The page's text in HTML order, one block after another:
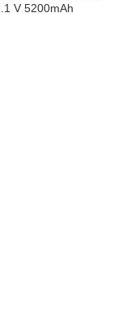
V 5200mAh